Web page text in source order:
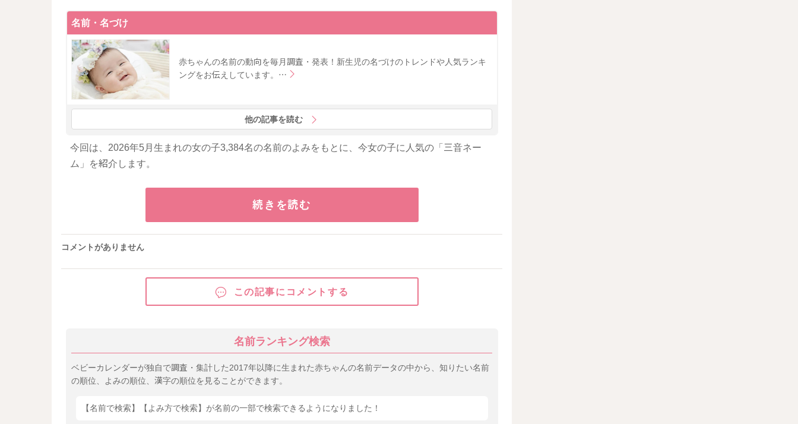
名前・名づけ
赤ちゃんの名前の動向を毎月調査・発表！新生児の名づけのトレンドや人気ランキ
ングをお伝えしています。…
他の記事を読む
今回は、2026年5月生まれの女の子3,384名の名前のよみをもとに、今女の子に人気の「三音ネー
ム」を紹介します。
続きを読む
コメントがありません
この記事にコメントする
名前ランキング検索
ベビーカレンダーが独自で調査・集計した2017年以降に生まれた赤ちゃんの名前データの中から、知りたい名前
の順位、よみの順位、漢字の順位を見ることができます。
【名前で検索】【よみ方で検索】が名前の一部で検索できるようになりました！